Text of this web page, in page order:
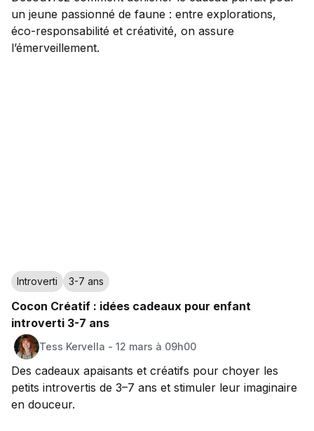
un jeune passionné de faune : entre explorations,
éco-responsabilité et créativité, on assure
l’émerveillement.
Introverti 3-7 ans
Cocon Créatif : idées cadeaux pour enfant
introverti 3-7 ans
Tess Kervella - 12 mars à 09h00
Des cadeaux apaisants et créatifs pour choyer les
petits introvertis de 3–7 ans et stimuler leur imaginaire
en douceur.